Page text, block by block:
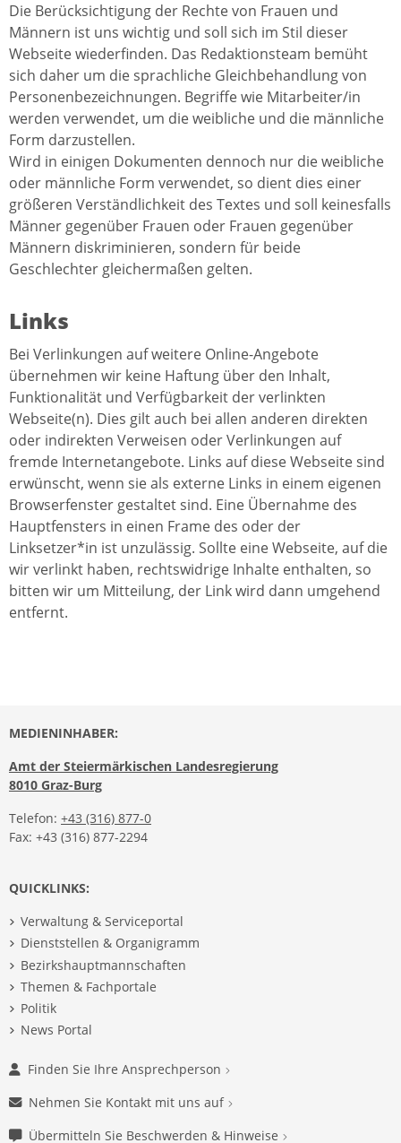
Die Berücksichtigung der Rechte von Frauen und
Männern ist uns wichtig und soll sich im Stil dieser
Webseite wiederfinden. Das Redaktionsteam bemüht
sich daher um die sprachliche Gleichbehandlung von
Personenbezeichnungen. Begriffe wie Mitarbeiter/in
werden verwendet, um die weibliche und die männliche
Form darzustellen.
Wird in einigen Dokumenten dennoch nur die weibliche
oder männliche Form verwendet, so dient dies einer
größeren Verständlichkeit des Textes und soll keinesfalls
Männer gegenüber Frauen oder Frauen gegenüber
Männern diskriminieren, sondern für beide
Geschlechter gleichermaßen gelten.
Links
Bei Verlinkungen auf weitere Online-Angebote
übernehmen wir keine Haftung über den Inhalt,
Funktionalität und Verfügbarkeit der verlinkten
Webseite(n). Dies gilt auch bei allen anderen direkten
oder indirekten Verweisen oder Verlinkungen auf
fremde Internetangebote. Links auf diese Webseite sind
erwünscht, wenn sie als externe Links in einem eigenen
Browserfenster gestaltet sind. Eine Übernahme des
Hauptfensters in einen Frame des oder der
Linksetzer*in ist unzulässig. Sollte eine Webseite, auf die
wir verlinkt haben, rechtswidrige Inhalte enthalten, so
bitten wir um Mitteilung, der Link wird dann umgehend
entfernt.
MEDIENINHABER:
Amt der Steiermärkischen Landesregierung
8010 Graz-Burg
Telefon: +43 (316) 877-0
Fax: +43 (316) 877-2294
QUICKLINKS:
Verwaltung & Serviceportal
Dienststellen & Organigramm
Bezirkshauptmannschaften
Themen & Fachportale
Politik
News Portal
Finden Sie Ihre Ansprechperson
Nehmen Sie Kontakt mit uns auf
Übermitteln Sie Beschwerden & Hinweise